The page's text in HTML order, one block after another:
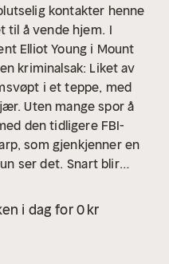
kontakter henne
til å vende hjem. I
Elliot Young i Mount
kriminalsak: Liket av
i et teppe, med
Uten mange spor å
den tidligere FBI-
som gjenkjenner en
ser det. Snart blir
til den savnede
i baksetet etterlater
i dag for 0 kr